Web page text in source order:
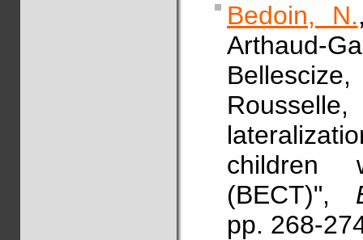
Bedoin, N.
Arthaud-
children
(BECT)",
pp. 268-